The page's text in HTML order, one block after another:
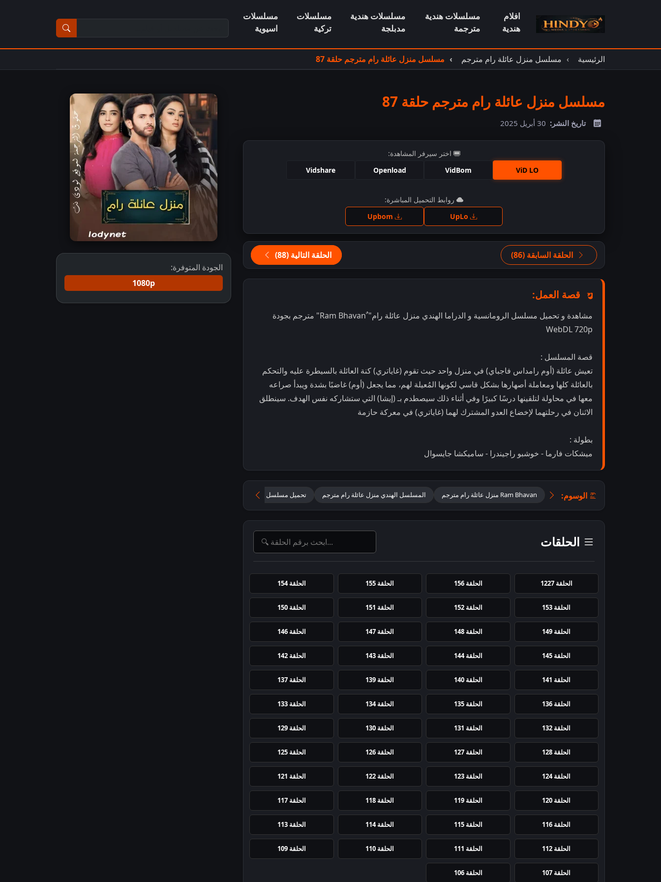
افلام
هندية
مسلسلات هندية
مترجمة
مسلسلات هندية
مدبلجة
مسلسلات
تركية
مسلسلات
اسيوية
الرئيسية مسلسل منزل عائلة رام مترجم مسلسل منزل عائلة رام مترجم حلقة 87
مسلسل منزل عائلة رام مترجم حلقة 87
تاريخ النشر: 30 أبريل 2025
اختر سيرفر المشاهدة:
ViD LO
VidBom
Openload
Vidshare
اضغط للمشاهدة
روابط التحميل المباشرة:
الحلقة السابقة (86) الحلقة التالية (88)
قصة العمل:
مشاهدة و تحميل مسلسل الرومانسية و الدراما الهندي منزل عائلة رام" ٌRam Bhavan" مترجم بجودة
WebDL 720p
قصة المسلسل :
تعيش عائلة (أوم رامداس فاجباي) في منزل واحد حيث تقوم (غاياتري) كنة العائلة بالسيطرة عليه والتحكم
بالعائلة كلها ومعاملة أصهارها بشكل قاسي لكونها المُعيلة لهم، مما يجعل (أوم) غاضبًا بشدة ويبدأ صراعه
معها في محاولة لتلقينها درسًا كبيرًا وفي أثناء ذلك سيصطدم بـ (إيشا) التي ستشاركه نفس الهدف. سينطلق
الاثنان في رحلتهما لإخضاع العدو المشترك لهما (غاياتري) في معركة حازمة
بطولة :
ميشكات فارما - خوشبو راجيندرا - ساميكشا جايسوال
الوسوم: Ram Bhavan منزل عائلة رام مترجم المسلسل الهندي منزل عائلة رام مترجم تحميل مسلسل Ram Bhavan مترجم
الحلقات
الحلقة 1227 الحلقة 156 الحلقة 155 الحلقة 154
الحلقة 153 الحلقة 152 الحلقة 151 الحلقة 150
الحلقة 149 الحلقة 148 الحلقة 147 الحلقة 146
الحلقة 145 الحلقة 144 الحلقة 143 الحلقة 142
الحلقة 141 الحلقة 140 الحلقة 139 الحلقة 137
الحلقة 136 الحلقة 135 الحلقة 134 الحلقة 133
الحلقة 132 الحلقة 131 الحلقة 130 الحلقة 129
الحلقة 128 الحلقة 127 الحلقة 126 الحلقة 125
الحلقة 124 الحلقة 123 الحلقة 122 الحلقة 121
الحلقة 120 الحلقة 119 الحلقة 118 الحلقة 117
الحلقة 116 الحلقة 115 الحلقة 114 الحلقة 113
الحلقة 112 الحلقة 111 الحلقة 110 الحلقة 109
الحلقة 107 الحلقة 106
الجودة المتوفرة:
1080p